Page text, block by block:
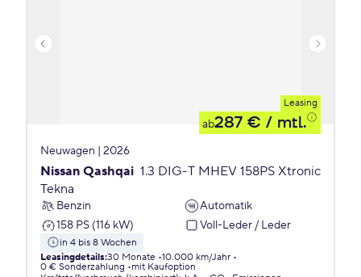
Leasing
ab287 € / mtl.
Neuwagen | 2026
Nissan Qashqai 1.3 DIG-T MHEV 158PS Xtronic
Tekna
Benzin
Automatik
158 PS (116 kW)
Voll-Leder / Leder
in 4 bis 8 Wochen
Leasingdetails:30 Monate 10.000 km/Jahr
0 € Sonderzahlung
mit Kaufoption